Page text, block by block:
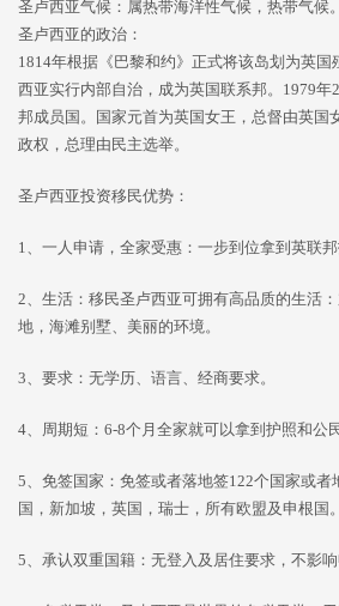
圣卢西亚气候：属热带海洋性气候，热带气候
圣卢西亚的政治：
1814年根据《巴黎和约》正式将该岛划为英国
西亚实行内部自治，成为英国联系邦。1979年
邦成员国。国家元首为英国女王，总督由英国
政权，总理由民主选举。
圣卢西亚投资移民优势：
1、一人申请，全家受惠：一步到位拿到英联邦
2、生活：移民圣卢西亚可拥有高品质的生活
地，海滩别墅、美丽的环境。
3、要求：无学历、语言、经商要求。
4、周期短：6-8个月全家就可以拿到护照和公民
5、免签国家：免签或者落地签122个国家或
国，新加坡，英国，瑞士，所有欧盟及申根国。
5、承认双重国籍：无登入及居住要求，不影响